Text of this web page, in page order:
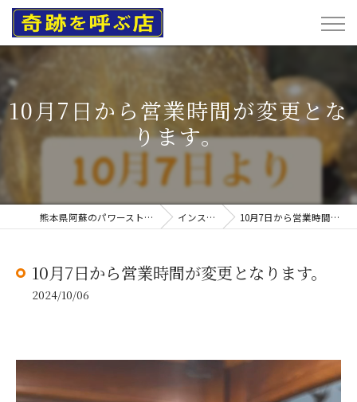
10月7日から営業時間が変更とな
ります。
熊本県阿蘇のパワーストーンなら奇跡を呼ぶ店 インスタグラム 10月7日から営業時間が変更となります。
10月7日から営業時間が変更となります。
2024/10/06